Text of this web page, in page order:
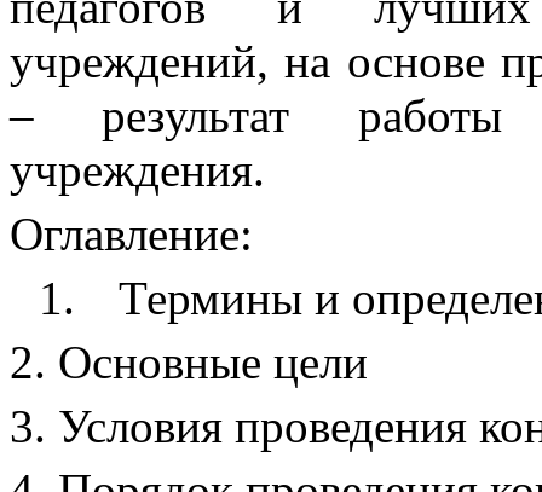
учреждений, на основе
– результат работы
учреждения.
Оглавление:
1.
Термины и
Основные цели
Условия проведения